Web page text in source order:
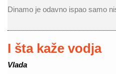
Dinamo je odavno ispao samo
I šta kaže vodja
Vlada